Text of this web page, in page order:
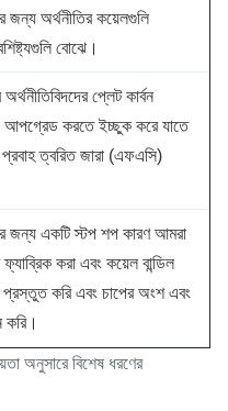
অর্থনীতির কয়েলগুলি
বোঝে।
প্লেট কার্বন
আপগ্রেড করতে ইচ্ছুক করে যাতে
ত্বরিত জারা (এফএসি)
জন্য একটি স্টপ শপ কারণ আমরা
ফ্যাব্রিক করা এবং কয়েল বান্ডিল
করি এবং চাপের অংশ এবং
করি।
অনুসারে বিশেষ ধরণের